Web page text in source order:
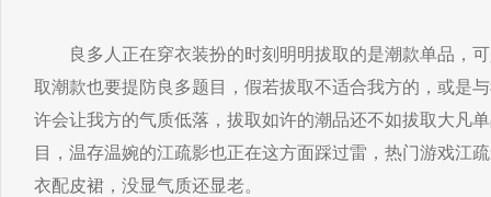
良多人正在穿衣装扮的时刻明明拔取的是潮款单品，可
取潮款也要提防良多题目，假若拔取不适合我方的，或是
许会让我方的气质低落，拔取如许的潮品还不如拔取大凡
目，温存温婉的江疏影也正在这方面踩过雷，热门游戏江
衣配皮裙，没显气质还显老。